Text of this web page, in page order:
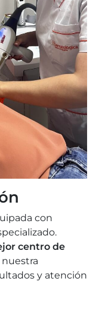
con
centro de
nuestra
y atención